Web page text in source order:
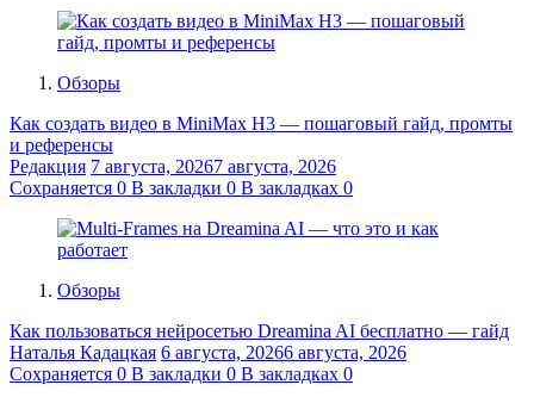
Обзоры
Как создать видео в MiniMax H3 — пошаговый гайд, промты
и референсы
Редакция 7 августа, 20267 августа, 2026
Сохраняется 0 В закладки 0 В закладках 0
Обзоры
Как пользоваться нейросетью Dreamina AI бесплатно — гайд
Наталья Кадацкая 6 августа, 20266 августа, 2026
Сохраняется 0 В закладки 0 В закладках 0